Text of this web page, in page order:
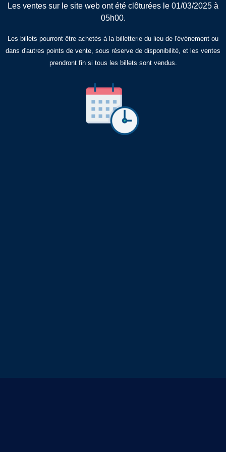
Les ventes sur le site web ont été clôturées le 01/03/2025 à
05h00.
Les billets pourront être achetés à la billetterie du lieu de l'événement ou
dans d'autres points de vente, sous réserve de disponibilité, et les ventes
prendront fin si tous les billets sont vendus.